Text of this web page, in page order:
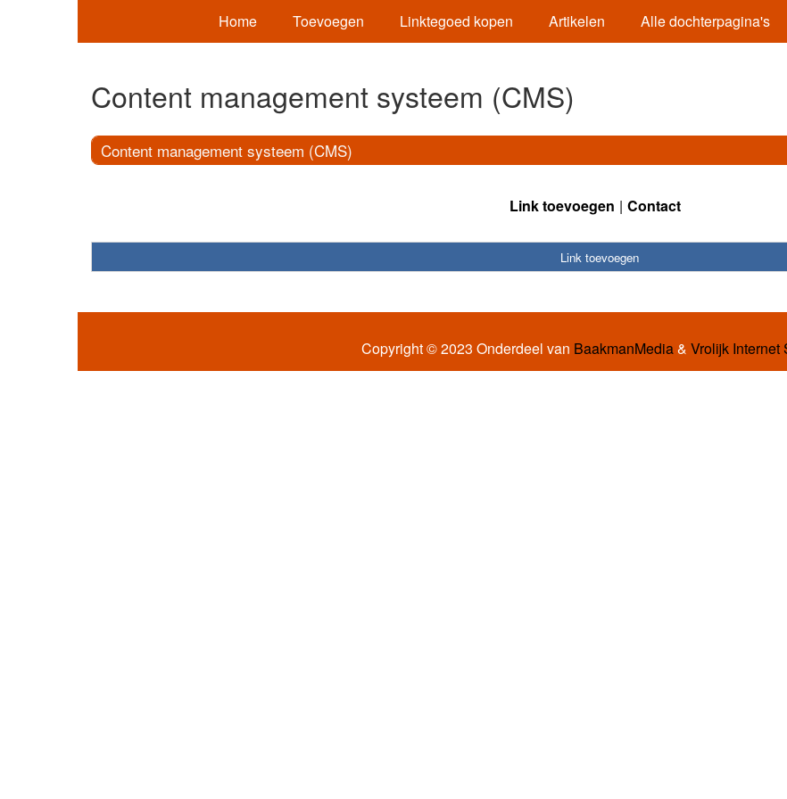
Home Toevoegen Linktegoed kopen Artikelen Alle dochterpagina's
Content management systeem (CMS)
Content management systeem (CMS)
Link toevoegen Contact
Link toevoegen
Copyright © 2023 Onderdeel van BaakmanMedia& Vrolijk Internet